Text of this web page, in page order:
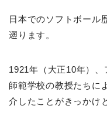
日本でのソフトボール
遡ります。
1921年（大正10年）
師範学校の教授たちに
介したことがきっかけ